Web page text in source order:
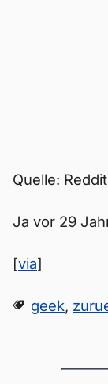
Quelle:
Ja vor 29
[via]
geek,